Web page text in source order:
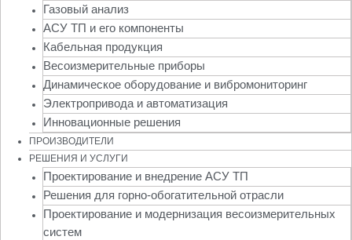
Газовый анализ
АСУ ТП и его компоненты
Кабельная продукция
Весоизмерительные приборы
Динамическое оборудование и вибромониторинг
Электропривода и автоматизация
Инновационные решения
ПРОИЗВОДИТЕЛИ
РЕШЕНИЯ И УСЛУГИ
Проектирование и внедрение АСУ ТП
Решения для горно-обогатительной отрасли
Проектирование и модернизация весоизмерительных
систем